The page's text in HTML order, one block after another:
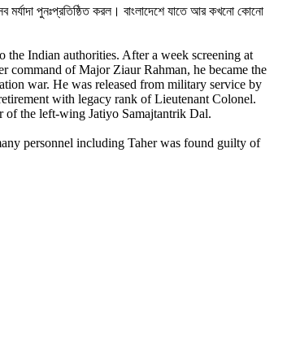
মর্যাদা পুনঃপ্রতিষ্ঠিত করল। বাংলাদেশে যাতে আর কখনো কোনো
Indian authorities. After a week screening at
command of Major Ziaur Rahman, he became the
war. He was released from military service by
with legacy rank of Lieutenant Colonel.
of the left-wing Jatiyo Samajtantrik Dal.
personnel including Taher was found guilty of